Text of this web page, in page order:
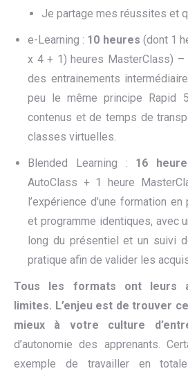
Je partage mes réussites et
e-Learning : 10 heures (dont 1
x 4 + 1) heures MasterClass)
des entrainements
peu le même principe Rapid
contenus et de temps de
classes virtuelles.
Blended Learning : 16
AutoClass + 1 heure
l’expérience d’une formation
et programme identiques, avec
long du présentiel et un suivi
pratique afin de valider les
Tous les formats ont leurs
limites. L’enjeu est de trouver
mieux à votre culture
d’autonomie des apprenants.
exemple de travailler en